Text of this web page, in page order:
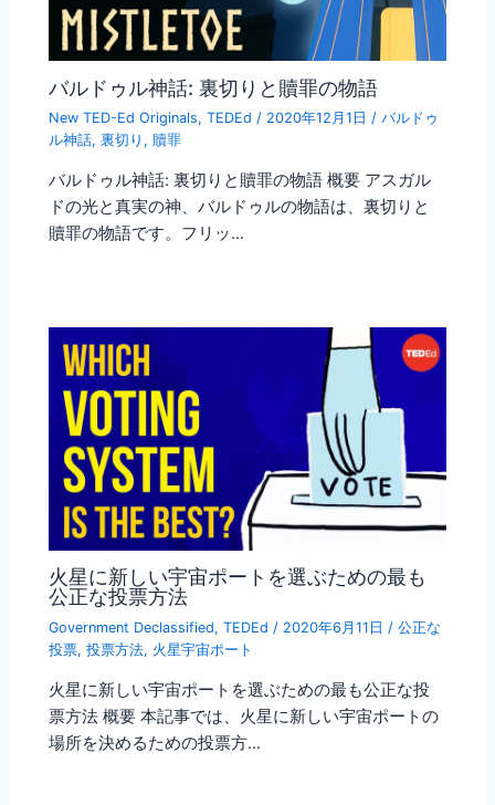
バルドゥル神話: 裏切りと贖罪の物語
New TED-Ed Originals,TEDEd / 2020年12月1日 /バルドゥ
ル神話,裏切り , 贖罪
バルドゥル神話: 裏切りと贖罪の物語 概要 アスガル
ドの光と真実の神、バルドゥルの物語は、裏切りと
贖罪の物語です。フリッ…
火星に新しい宇宙ポートを選ぶための最も
公正な投票方法
Government Declassified,TEDEd / 2020年6月11日 /公正な
投票,投票方法, 火星宇宙ポート
火星に新しい宇宙ポートを選ぶための最も公正な投
票方法 概要 本記事では、火星に新しい宇宙ポートの
場所を決めるための投票方…